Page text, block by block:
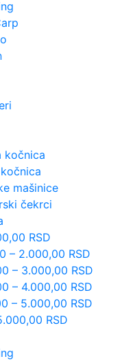
kočnica
mašinice
čekrci
RSD
– 2.000,00 RSD
– 3.000,00 RSD
– 4.000,00 RSD
– 5.000,00 RSD
RSD